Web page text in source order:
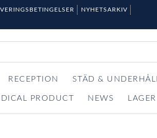
NYHETSARKIV
RECEPTION STÄD & UNDERHÅLL
PRODUCT NEWS